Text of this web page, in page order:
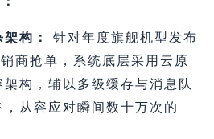
构：
针对年度旗舰机型发布
商抢单，系统底层采用云原
架构，辅以多级缓存与消息队
，从容应对瞬间数十万次的